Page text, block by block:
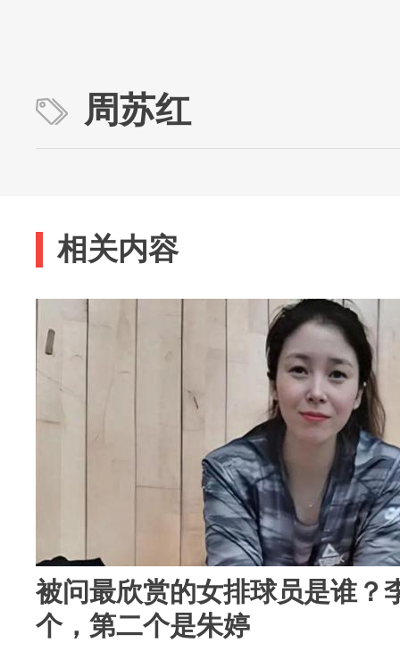
周苏红
相关内容
被问最欣赏的女排球员是谁？
个，第二个是朱婷